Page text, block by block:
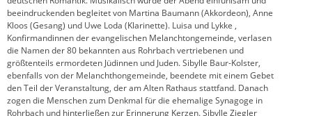
beeindruckenden begleitet von Martina Baumann (Akkordeon), Anne
Kloos (Gesang) und Uwe Loda (Klarinette). Luisa und Lykke ,
Konfirmandinnen der evangelischen Melanchtongemeinde, verlasen
die Namen der 80 bekannten aus Rohrbach vertriebenen und
größtenteils ermordeten Jüdinnen und Juden. Sibylle Baur-Kolster,
ebenfalls von der Melanchthongemeinde, beendete mit einem Gebet
den Teil der Veranstaltung, der am Alten Rathaus stattfand. Danach
zogen die Menschen zum Denkmal für die ehemalige Synagoge in
Rohrbach und hinterließen zur Erinnerung Kerzen. Sibylle Ziegler